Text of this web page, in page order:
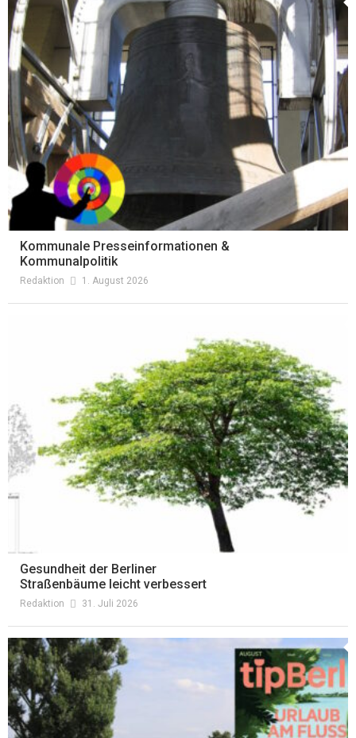
Kommunale Presseinformationen &
Kommunalpolitik
Redaktion 1. August 2026
Gesundheit der Berliner
Straßenbäume leicht verbessert
Redaktion 31. Juli 2026